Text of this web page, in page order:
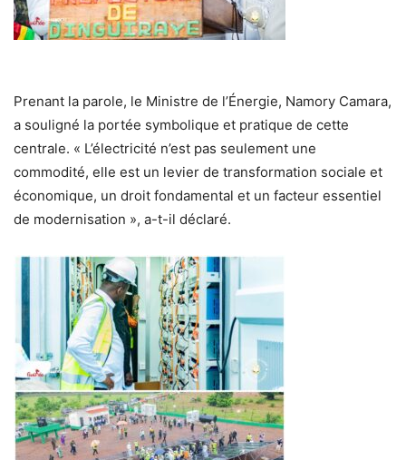
Prenant la parole, le Ministre de l’Énergie, Namory Camara,
a souligné la portée symbolique et pratique de cette
centrale. « L’électricité n’est pas seulement une
commodité, elle est un levier de transformation sociale et
économique, un droit fondamental et un facteur essentiel
de modernisation », a-t-il déclaré.